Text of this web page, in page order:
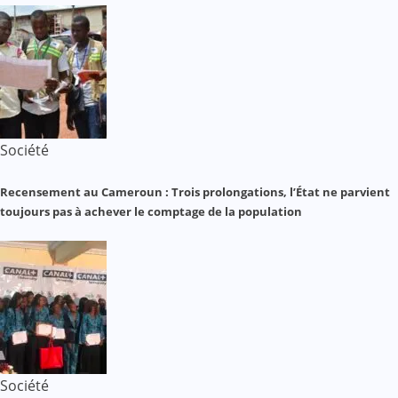
Société
Recensement au Cameroun : Trois prolongations, l’État ne parvient
toujours pas à achever le comptage de la population
Société